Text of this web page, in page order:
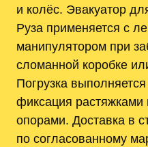
и колёс. Эвакуатор
Руза применяется с
манипулятором при
сломанной коробке
Погрузка
фиксация
опорами. Доставка в
по согласованному